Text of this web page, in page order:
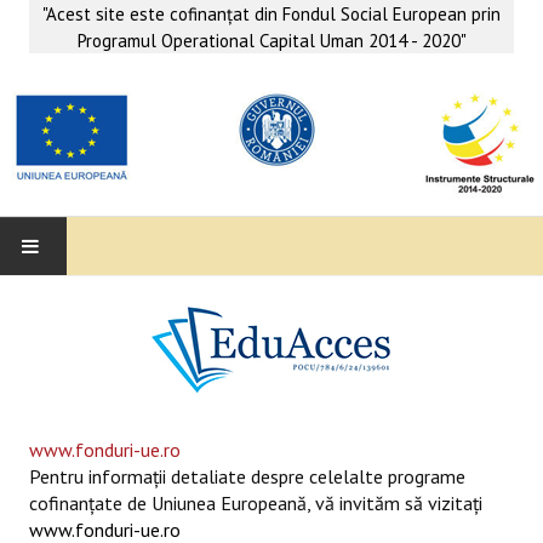
"Acest site este cofinanţat din Fondul Social European prin
Programul Operational Capital Uman 2014 - 2020"
SUPORT EDUCAȚIONAL MATEMATICĂ- INFORMATICĂ
SERVICII PSIHO-SOCIALE
www.fonduri-ue.ro
Pentru informaţii detaliate despre celelalte programe
cofinanţate de Uniunea Europeană, vă invităm să vizitaţi
www.fonduri-ue.ro